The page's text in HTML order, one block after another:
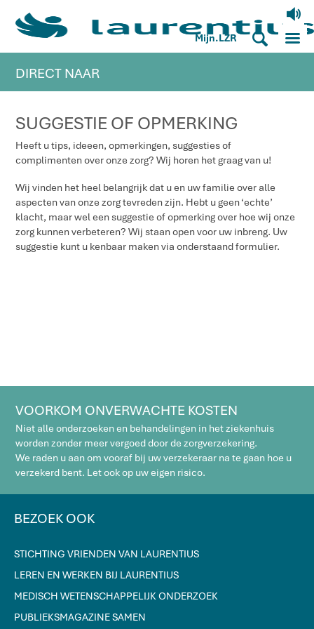
V
Mijn.LZR S M
DIRECT NAAR
SUGGESTIE OF OPMERKING
Heeft u tips, ideeen, opmerkingen, suggesties of
complimenten over onze zorg? Wij horen het graag van u!
Wij vinden het heel belangrijk dat u en uw familie over alle
aspecten van onze zorg tevreden zijn. Hebt u geen ‘echte’
klacht, maar wel een suggestie of opmerking over hoe wij onze
zorg kunnen verbeteren? Wij staan open voor uw inbreng. Uw
suggestie kunt u kenbaar maken via onderstaand formulier.
VOORKOM ONVERWACHTE KOSTEN
Niet alle onderzoeken en behandelingen in het ziekenhuis
worden zonder meer vergoed door de zorgverzekering.
We raden u aan om vooraf bij uw verzekeraar na te gaan hoe u
verzekerd bent. Let ook op uw eigen risico.
BEZOEK OOK
STICHTING VRIENDEN VAN LAURENTIUS
LEREN EN WERKEN BIJ LAURENTIUS
MEDISCH WETENSCHAPPELIJK ONDERZOEK
PUBLIEKSMAGAZINE SAMEN